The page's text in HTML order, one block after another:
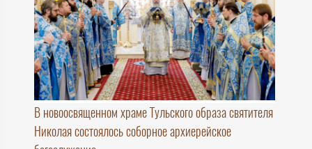
В новоосвященном храме Тульского образа святителя
Николая состоялось соборное архиерейское